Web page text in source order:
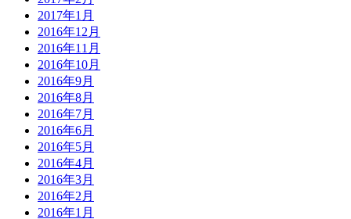
2017年1月
2016年12月
2016年11月
2016年10月
2016年9月
2016年8月
2016年7月
2016年6月
2016年5月
2016年4月
2016年3月
2016年2月
2016年1月